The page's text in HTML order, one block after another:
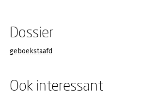
Dossier
geboekstaafd
Ook interessant